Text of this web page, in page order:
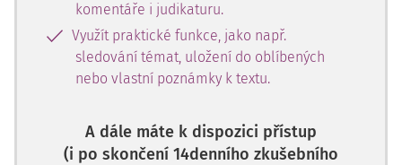
komentáře i judikaturu.
Využít praktické funkce, jako např.
sledování témat, uložení do oblíbených
nebo vlastní poznámky k textu.
A dále máte k dispozici přístup
(i po skončení 14denního zkušebního